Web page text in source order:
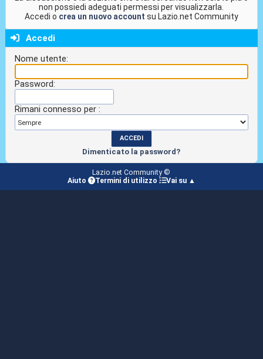
non possiedi adeguati permessi per visualizzarla.
Accedi o crea un nuovo account su Lazio.net Community
Accedi
Nome utente:
Password:
Rimani connesso per :
Dimenticato la password?
Lazio.net Community ©
Aiuto
Termini di utilizzo Vai su ▲